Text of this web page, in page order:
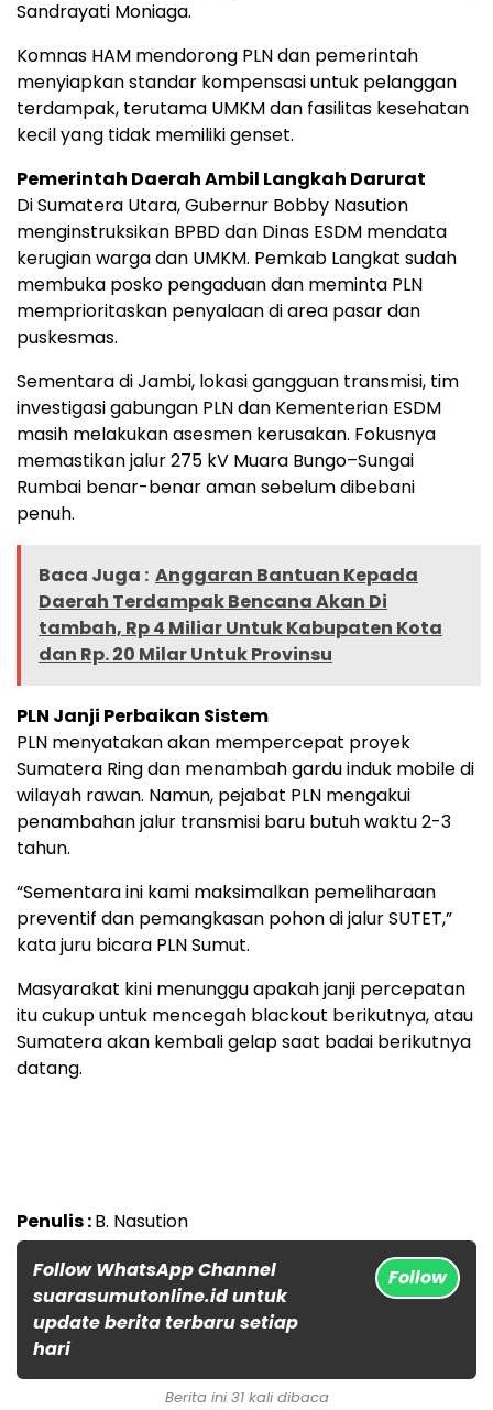
Sandrayati Moniaga.
Komnas HAM mendorong PLN dan pemerintah
menyiapkan standar kompensasi untuk pelanggan
terdampak, terutama UMKM dan fasilitas kesehatan
kecil yang tidak memiliki genset.
Pemerintah Daerah Ambil Langkah Darurat
Di Sumatera Utara, Gubernur Bobby Nasution
menginstruksikan BPBD dan Dinas ESDM mendata
kerugian warga dan UMKM. Pemkab Langkat sudah
membuka posko pengaduan dan meminta PLN
memprioritaskan penyalaan di area pasar dan
puskesmas.
Sementara di Jambi, lokasi gangguan transmisi, tim
investigasi gabungan PLN dan Kementerian ESDM
masih melakukan asesmen kerusakan. Fokusnya
memastikan jalur 275 kV Muara Bungo–Sungai
Rumbai benar-benar aman sebelum dibebani
penuh.
Baca Juga : Anggaran Bantuan Kepada
Daerah Terdampak Bencana Akan Di
tambah, Rp 4 Miliar Untuk Kabupaten Kota
dan Rp. 20 Milar Untuk Provinsu
PLN Janji Perbaikan Sistem
PLN menyatakan akan mempercepat proyek
Sumatera Ring dan menambah gardu induk mobile di
wilayah rawan. Namun, pejabat PLN mengakui
penambahan jalur transmisi baru butuh waktu 2-3
tahun.
“Sementara ini kami maksimalkan pemeliharaan
preventif dan pemangkasan pohon di jalur SUTET,”
kata juru bicara PLN Sumut.
Masyarakat kini menunggu apakah janji percepatan
itu cukup untuk mencegah blackout berikutnya, atau
Sumatera akan kembali gelap saat badai berikutnya
datang.
Penulis :B. Nasution
Follow WhatsApp Channel
suarasumutonline.id untuk
update berita terbaru setiap
hari
Follow
Berita ini 31 kali dibaca